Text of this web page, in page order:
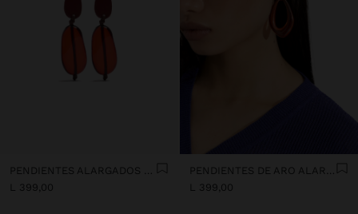
PENDIENTES ALARGADOS DE RESINA SEMITRANSPARENTE
L 399,00
PENDIENTES DE ARO ALARGADOS DE RESINA TRANSPARENTE
L 399,00